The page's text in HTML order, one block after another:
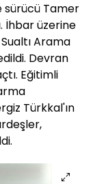
sürücü Tamer
İhbar üzerine
Arama
Devran
Eğitimli
Türkkal'ın